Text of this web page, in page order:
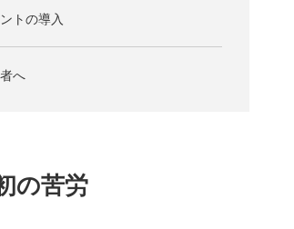
トの導入
へ
の苦労